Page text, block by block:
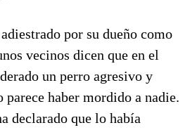
por su dueño como
vecinos dicen que en el
un perro agresivo y
parece haber mordido a nadie.
declarado que lo había